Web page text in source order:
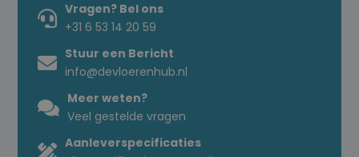
Vragen? Bel ons
+31 6 53 14 20 59
Stuur een Bericht
info@devloerenhub.nl
Meer weten?
Veel gestelde vragen
Aanleverspecificaties